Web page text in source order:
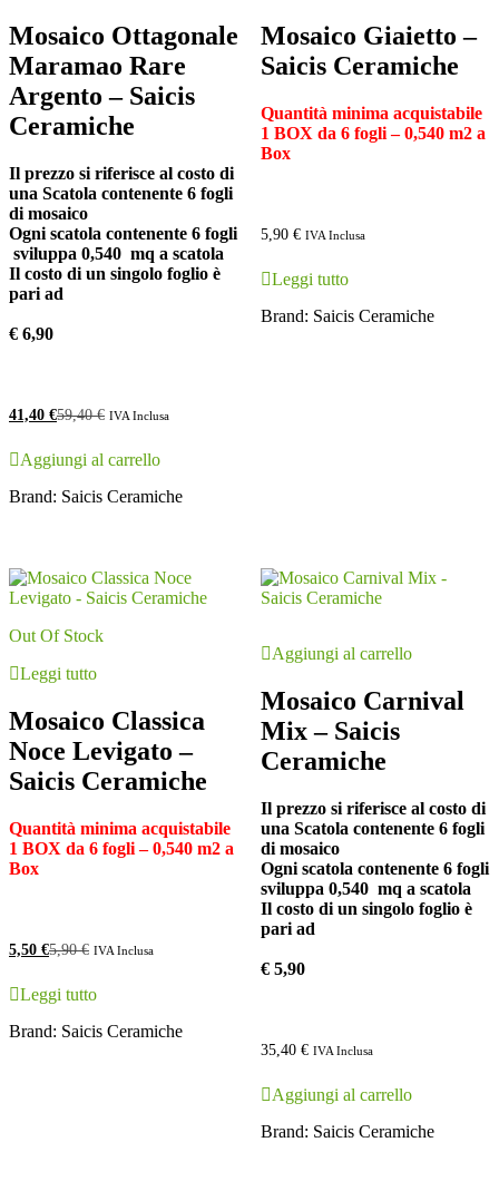
Mosaico Ottagonale
Maramao Rare
Argento – Saicis
Ceramiche
Il prezzo si riferisce al costo di
una Scatola contenente 6 fogli
di mosaico
Ogni scatola contenente 6 fogli
sviluppa 0,540 mq a scatola
Il costo di un singolo foglio è
pari ad
€ 6,90
41,40 €59,40€ IVA Inclusa
Aggiungi al carrello
Brand: Saicis Ceramiche
Mosaico Giaietto –
Saicis Ceramiche
Quantità minima acquistabile
1 BOX da 6 fogli – 0,540 m2 a
Box
5,90 € IVA Inclusa
Leggi tutto
Brand: Saicis Ceramiche
Out Of Stock
Leggi tutto
Mosaico Classica
Noce Levigato –
Saicis Ceramiche
Quantità minima acquistabile
1 BOX da 6 fogli – 0,540 m2 a
Box
5,50 €5,90€ IVA Inclusa
Leggi tutto
Brand: Saicis Ceramiche
Aggiungi al carrello
Mosaico Carnival
Mix – Saicis
Ceramiche
Il prezzo si riferisce al costo di
una Scatola contenente 6 fogli
di mosaico
Ogni scatola contenente 6 fogli
sviluppa 0,540 mq a scatola
Il costo di un singolo foglio è
pari ad
€ 5,90
35,40 € IVA Inclusa
Aggiungi al carrello
Brand: Saicis Ceramiche